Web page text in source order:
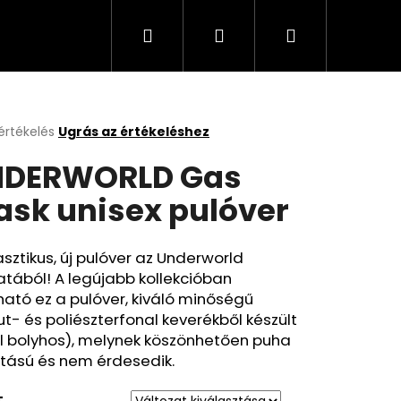
KeresésBejelentkezés
Kosár
Ugrás az értékeléshez
Gas
unisex pulóver
új pulóver az Underworld
A legújabb kollekcióban
ez a pulóver, kiváló minőségű
és poliészterfonal keverékből készült
bolyhos), melynek köszönhetően puha
és nem érdesedik.